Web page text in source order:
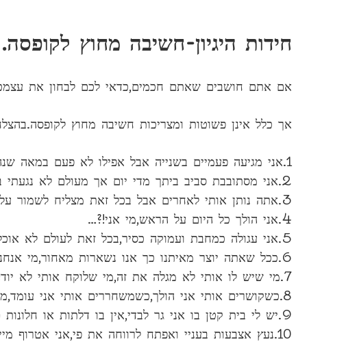
חידות היגיון-חשיבה מחוץ לקופסה.
אם אתם חושבים שאתם חכמים,כדאי לכם לבחון את
אך כלל אינן פשוטות ומצריכות חשיבה מחוץ
1.אני מגיעה פעמיים בשנייה אבל אפילו לא פעם במאה שנה,מי אני!?
2.אני מסתובבת סביב ביתך מדי יום אך מעולם לא נגעתי בו,מי אני!?
3.אתה נותן אותי לאחרים אבל בכל זאת מצליח לשמור עליי,מי אני!?
4.אני הולך כל היום על הראש,מי אני!?…
5.אני עגולה כמחבת ועמוקה כסיר,בכל זאת לעולם לא אוכל להחזיק מים,מי אני!?…
6.ככל שאתה יוצר מאיתנו כך אנו נשארות מאחור,מי אנחנו!?…
7.מי שיש לו אותי לא מגלה את זה,מי שלוקח אותי לא יודע מזה,מי שיודע מזה לא רוצה אותי,מי אני!?…
8.כשקושרים אותי אני הולך,כשמשחררים אותי אני עומד,מי אני!?…
9.יש לי בית קטן בו אני גר לבדי,אין בו דלתות או חלונות כשאני רוצה לצאת אני צריך לשבור קיר,מי אני!?…
10.נעץ אצבעות בעניי ואפתח לרווחה את פי,אני אטרוף מייד נייר או בד מי אני!?..